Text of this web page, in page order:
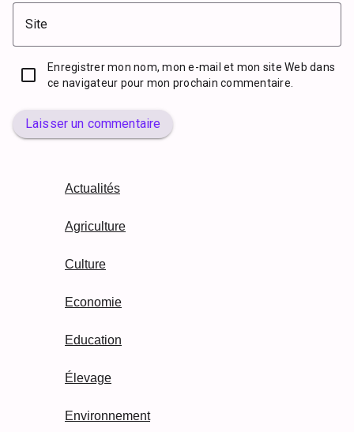
Site
Enregistrer mon nom, mon e-mail et mon site Web dans
ce navigateur pour mon prochain commentaire.
Laisser un commentaire
Actualités
Agriculture
Culture
Economie
Education
Élevage
Environnement